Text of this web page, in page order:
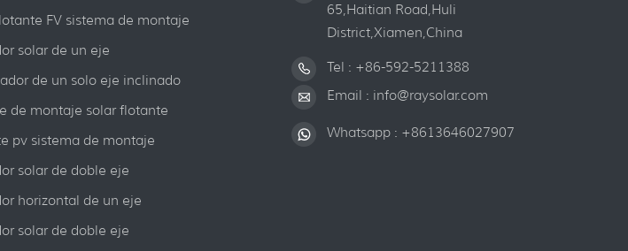
FV sistema de montaje
solar de un eje
de un solo eje inclinado
de montaje solar flotante
pv sistema de montaje
solar de doble eje
horizontal de un eje
solar de doble eje
65,Haitian Road,Huli
District,Xiamen,China
Tel : +86-592-5211388
Email : info@raysolar.com
Whatsapp : +8613646027907